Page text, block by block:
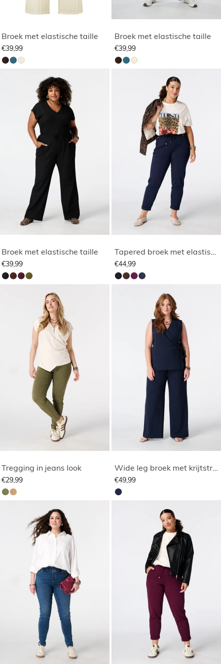
Broek met elastische taille
€39,99
Broek met elastische taille
€39,99
Broek met elastische taille
€39,99
Tapered broek met elastische taille
€44,99
Tregging in jeans look
€29,99 €49,99